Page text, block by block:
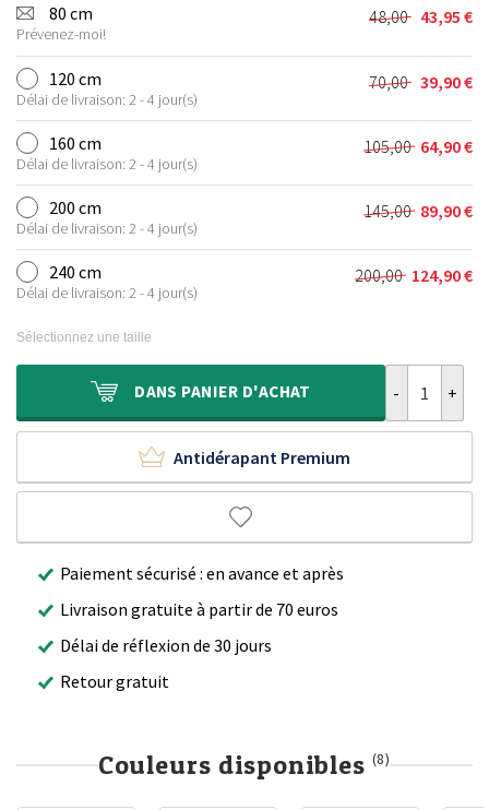
80 cm
Prévenez-moi!
48,00
Le
prix
initial
était :
48,00 €.
43,95 €
Le
prix
actuel
est :
43,95 €.
120 cm
Délai de livraison: 2 - 4 jour(s)
70,00
Le
prix
initial
était :
70,00 €.
39,90€
Le
prix
actuel
est :
39,90 €.
160 cm
Délai de livraison: 2 - 4 jour(s)
105,00
Le
prix
initial
était :
105,00 €.
64,90€
Le
prix
actuel
est :
64,90 €.
200 cm
Délai de livraison: 2 - 4 jour(s)
145,00
Le
prix
initial
était :
89,90€
Le
prix
actuel
est :
240 cm
Délai de livraison: 2 - 4 jour(s)
200,00
Le
200,00 €.
124,90€
Le
124,90 €.
Sélectionnez une taille
DANS PANIER D'ACHAT
Antidérapant Premium
Paiement sécurisé : en avance et après
Livraison gratuite à partir de 70 euros
Délai de réflexion de 30 jours
Retour gratuit
Couleurs disponibles (8)